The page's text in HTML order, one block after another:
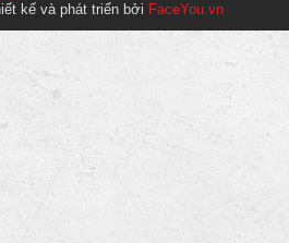
kế và phát triển bởi FaceYou.vn